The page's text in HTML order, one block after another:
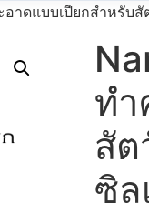
าดแบบเปียกสำหรับสั
ทำ
สัต
ซิล